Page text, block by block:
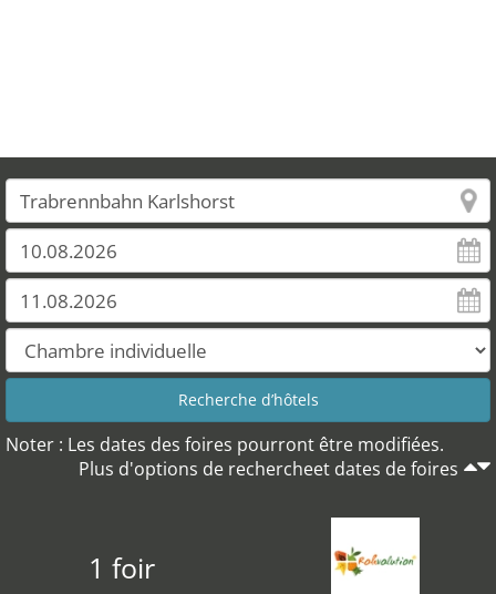
Noter : Les dates des foires pourront être modifiées.
Plus d'options de rechercheet dates de foires
1 foir